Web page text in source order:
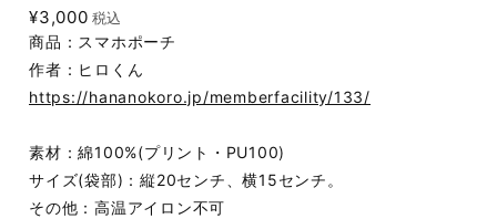
¥3,000 税込
商品：スマホポーチ
作者：ヒロくん
https://hananokoro.jp/memberfacility/133/
素材：綿100%(プリント・PU100)
サイズ(袋部)：縦20センチ、横15センチ。
その他：高温アイロン不可